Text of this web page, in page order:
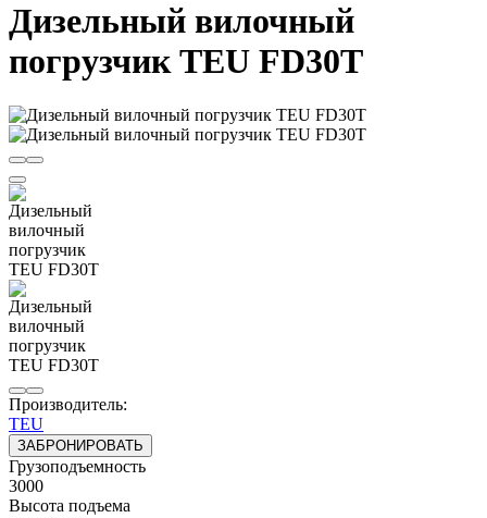
Дизельный вилочный
погрузчик TEU FD30T
Производитель:
TEU
ЗАБРОНИРОВАТЬ
Грузоподъемность
3000
Высота подъема